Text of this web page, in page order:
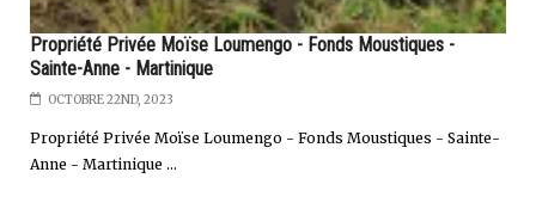
Propriété Privée Moïse Loumengo - Fonds Moustiques -
Sainte-Anne - Martinique
OCTOBRE 22ND, 2023
Propriété Privée Moïse Loumengo - Fonds Moustiques - Sainte-
Anne - Martinique ...